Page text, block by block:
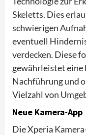
Skeletts. Dies
schwierigen
eventuell
verdecken. Diese
gewährleistet eine
Nachführung und
Vielzahl von
Neue Kamera-App
Die Xperia